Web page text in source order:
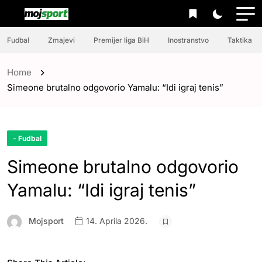
Fudbal Zmajevi Premijer liga BiH Inostranstvo Taktika
Home
Simeone brutalno odgovorio Yamalu: “Idi igraj tenis”
- Fudbal
Simeone brutalno odgovorio
Yamalu: “Idi igraj tenis”
Mojsport 14. Aprila 2026.